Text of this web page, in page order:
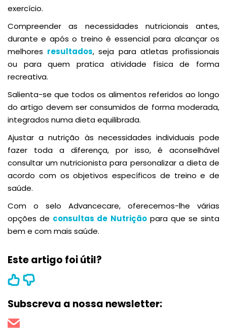
exercício.
Compreender as necessidades nutricionais antes,
durante e após o treino é essencial para alcançar os
melhores resultados, seja para atletas profissionais
ou para quem pratica atividade física de forma
recreativa.
Salienta-se que todos os alimentos referidos ao longo
do artigo devem ser consumidos de forma moderada,
integrados numa dieta equilibrada.
Ajustar a nutrição às necessidades individuais pode
fazer toda a diferença, por isso, é aconselhável
consultar um nutricionista para personalizar a dieta de
acordo com os objetivos específicos de treino e de
saúde.
Com o selo Advancecare, oferecemos-lhe várias
opções de consultas de Nutriçãopara que se sinta
bem e com mais saúde.
Este artigo foi útil?
Subscreva a nossa newsletter: